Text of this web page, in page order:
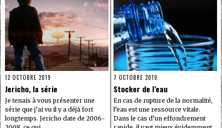
12 OCTOBRE 2019
Jericho, la série
Je tenais à vous présenter une
série que j’ai vu il y a déjà fort
longtemps. Jericho date de 2006-
7 OCTOBRE 2019
Stocker de l’eau
En cas de rupture de la normalité,
l’eau est une ressource vitale.
Dans le cas d’un effondrement